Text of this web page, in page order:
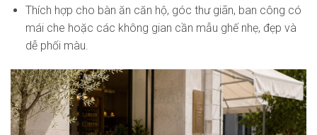
Thích hợp cho bàn ăn căn hộ, góc thư giãn, ban công có
mái che hoặc các không gian cần mẫu ghế nhẹ, đẹp và
dễ phối màu.